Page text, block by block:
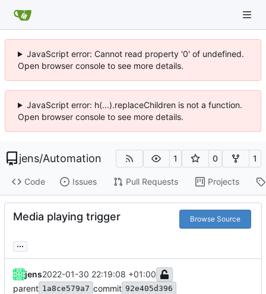
JavaScript error: Cannot read property '0' of undefined.
Open browser console to see more details.
JavaScript error: h(...).replaceChildren is not a function.
Open browser console to see more details.
jens/Automation 1 0 1
Code Issues Pull Requests Projects
Media playing trigger Browse Source
...
jens2022-01-30 22:19:08 +01:00
parent 1a8ce579a7 commit 92e405d396